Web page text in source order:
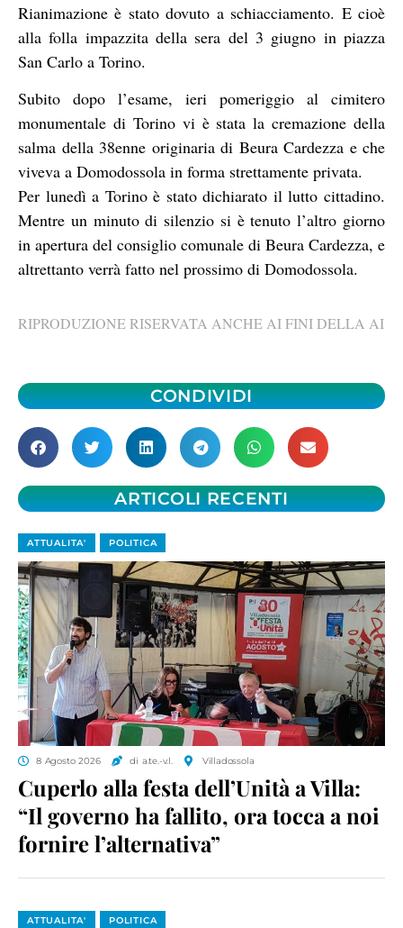
Rianimazione è stato dovuto a schiacciamento. E cioè
alla folla impazzita della sera del 3 giugno in piazza
San Carlo a Torino.
Subito dopo l’esame, ieri pomeriggio al cimitero
monumentale di Torino vi è stata la cremazione della
salma della 38enne originaria di Beura Cardezza e che
viveva a Domodossola in forma strettamente privata.
Per lunedì a Torino è stato dichiarato il lutto cittadino.
Mentre un minuto di silenzio si è tenuto l’altro giorno
in apertura del consiglio comunale di Beura Cardezza, e
altrettanto verrà fatto nel prossimo di Domodossola.
RIPRODUZIONE RISERVATA ANCHE AI FINI DELLA AI
CONDIVIDI
ARTICOLI RECENTI
ATTUALITA' POLITICA
8 Agosto 2026 di a.te.-v.l. Villadossola
Cuperlo alla festa dell’Unità a Villa:
“Il governo ha fallito, ora tocca a noi
fornire l’alternativa”
ATTUALITA' POLITICA